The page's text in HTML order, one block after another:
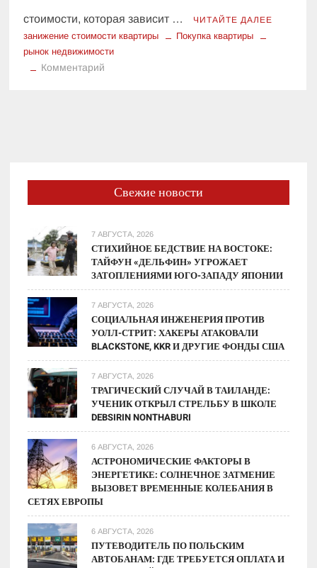
стоимости, которая зависит … ЧИТАЙТЕ ДАЛЕЕ
занижение стоимости квартиры
Покупка квартиры
рынок недвижимости
Комментарий
Свежие новости
7 АВГУСТА, 2026
СТИХИЙНОЕ БЕДСТВИЕ НА ВОСТОКЕ:
ТАЙФУН «ДЕЛЬФИН» УГРОЖАЕТ
ЗАТОПЛЕНИЯМИ ЮГО-ЗАПАДУ ЯПОНИИ
7 АВГУСТА, 2026
СОЦИАЛЬНАЯ ИНЖЕНЕРИЯ ПРОТИВ
УОЛЛ-СТРИТ: ХАКЕРЫ АТАКОВАЛИ
BLACKSTONE, KKR И ДРУГИЕ ФОНДЫ США
7 АВГУСТА, 2026
ТРАГИЧЕСКИЙ СЛУЧАЙ В ТАИЛАНДЕ:
УЧЕНИК ОТКРЫЛ СТРЕЛЬБУ В ШКОЛЕ
DEBSIRIN NONTHABURI
6 АВГУСТА, 2026
АСТРОНОМИЧЕСКИЕ ФАКТОРЫ В
ЭНЕРГЕТИКЕ: СОЛНЕЧНОЕ ЗАТМЕНИЕ
ВЫЗОВЕТ ВРЕМЕННЫЕ КОЛЕБАНИЯ В
СЕТЯХ ЕВРОПЫ
6 АВГУСТА, 2026
ПУТЕВОДИТЕЛЬ ПО ПОЛЬСКИМ
АВТОБАНАМ: ГДЕ ТРЕБУЕТСЯ ОПЛАТА И